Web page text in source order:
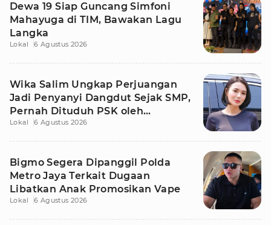
Dewa 19 Siap Guncang Simfoni
Mahayuga di TIM, Bawakan Lagu
Langka
Lokal 6 Agustus 2026
Wika Salim Ungkap Perjuangan
Jadi Penyanyi Dangdut Sejak SMP,
Pernah Dituduh PSK oleh
Tetangga
Lokal 6 Agustus 2026
Bigmo Segera Dipanggil Polda
Metro Jaya Terkait Dugaan
Libatkan Anak Promosikan Vape
Lokal 6 Agustus 2026